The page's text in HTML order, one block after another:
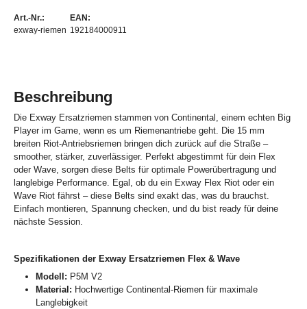
Art.-Nr.:
exway-riemen
EAN:
192184000911
Beschreibung
Die Exway Ersatzriemen stammen von Continental, einem echten Big
Player im Game, wenn es um Riemenantriebe geht. Die 15 mm
breiten Riot-Antriebsriemen bringen dich zurück auf die Straße –
smoother, stärker, zuverlässiger. Perfekt abgestimmt für dein Flex
oder Wave, sorgen diese Belts für optimale Powerübertragung und
langlebige Performance. Egal, ob du ein Exway Flex Riot oder ein
Wave Riot fährst – diese Belts sind exakt das, was du brauchst.
Einfach montieren, Spannung checken, und du bist ready für deine
nächste Session.
Spezifikationen der Exway Ersatzriemen Flex & Wave
Modell: P5M V2
Material: Hochwertige Continental-Riemen für maximale
Langlebigkeit